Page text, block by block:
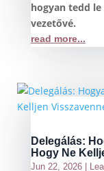
hogyan tedd
vezetővé.
read more...
Delegálás:
Hogy Ne
Jun 22, 2026|